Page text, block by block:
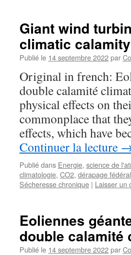
Giant wind
climatic calamity
Publié le 14 septembre 2022par
Original in french:
double calamité
physical effects on
commonplace that
effects, which have
Continuer la lecture
Publié dans Energie, science de
climatologie, CO2, dérapage fédéral
Sécheresse chronique | Laisser un
Eoliennes
double calamité
Publié le 14 septembre 2022par